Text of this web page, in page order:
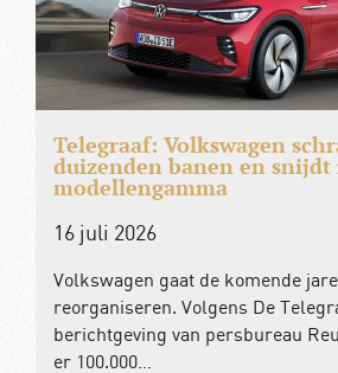
Telegraaf: Volkswagen
duizenden banen en
modellengamma
16 juli 2026
Volkswagen gaat de komende
reorganiseren. Volgens De
berichtgeving van persbureau
er 100.000…